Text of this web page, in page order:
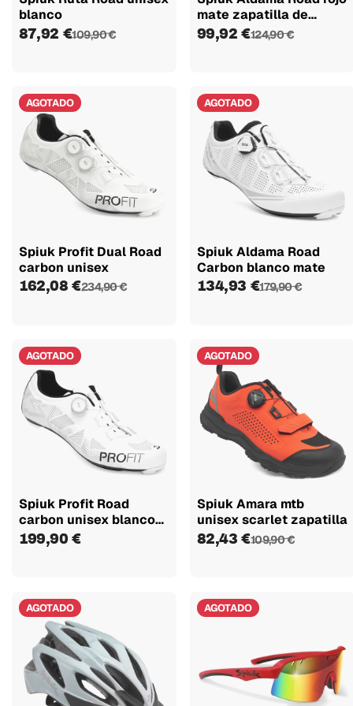
blanco
87,92 €109,90 €
mate zapatilla de
carretera
99,92 €124,90 €
AGOTADO
Spiuk Profit Dual Road
carbon unisex
162,08 €234,90 €
AGOTADO
Spiuk Aldama Road
Carbon blanco mate
134,93 €179,90 €
AGOTADO
Spiuk Profit Road
carbon unisex blanco
zapatilla
199,90 €
AGOTADO
Spiuk Amara mtb
unisex scarlet zapatilla
82,43 €109,90 €
AGOTADO AGOTADO